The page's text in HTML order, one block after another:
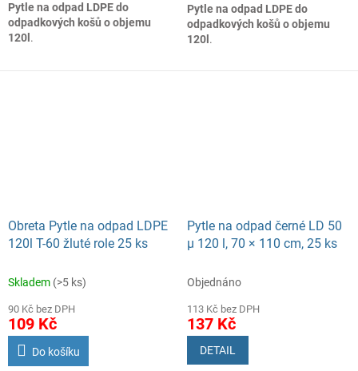
Pytle na odpad LDPE do
odpadkových košů o objemu
120l .
Pytle na odpad LDPE do
odpadkových košů o objemu
120l .
Obreta Pytle na odpad LDPE
120l T-60 žluté role 25 ks
Skladem (>5 ks)
90 Kč bez DPH
109 Kč
Do košíku
Pytle na odpad černé LD 50
µ 120 l, 70 × 110 cm, 25 ks
Objednáno
113 Kč bez DPH
137 Kč
DETAIL